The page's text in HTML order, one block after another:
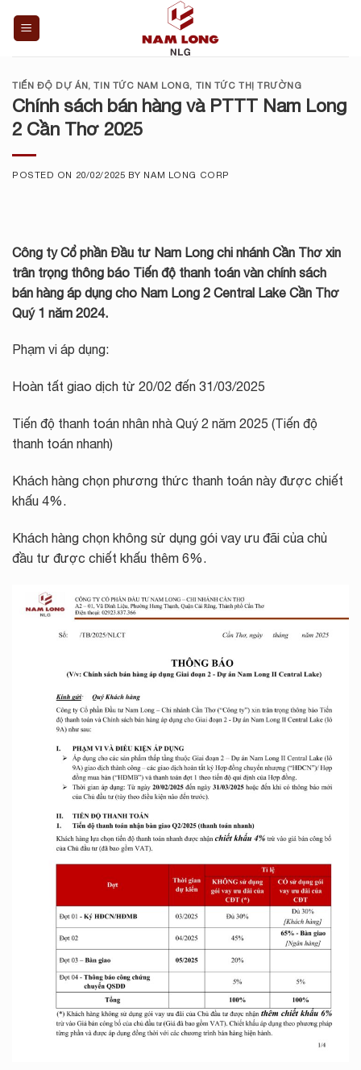
TIẾN ĐỘ DỰ ÁN,TIN TỨC NAM LONG, TIN TỨC THỊ TRƯỜNG
Chính sách bán hàng và PTTT Nam Long
2 Cần Thơ 2025
POSTED ON 20/02/2025 BY NAM LONG CORP
Công ty Cổ phần Đầu tư Nam Long chi nhánh Cần Thơ xin
trân trọng thông báo Tiến độ thanh toán vàn chính sách
bán hàng áp dụng cho Nam Long 2 Central Lake Cần Thơ
Quý 1 năm 2024.
Phạm vi áp dụng:
Hoàn tất giao dịch từ 20/02 đến 31/03/2025
Tiến độ thanh toán nhân nhà Quý 2 năm 2025 (Tiến độ
thanh toán nhanh)
Khách hàng chọn phương thức thanh toán này được chiết
khấu 4%.
Khách hàng chọn không sử dụng gói vay ưu đãi của chủ
đầu tư được chiết khấu thêm 6%.